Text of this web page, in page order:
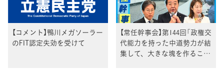
【コメント】鴨川メガソーラー
のFIT認定失効を受けて
【常任幹事会】第144回「政権交
代能力を持った中道勢力が結
集して、大きな塊を作ること